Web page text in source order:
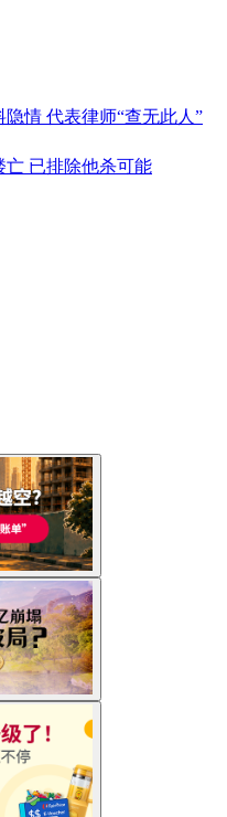
隐情 代表律师“查无此人”
亡 已排除他杀可能